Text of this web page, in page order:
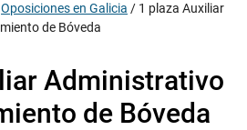
Oposiciones en Galicia / 1 plaza Auxiliar
de Bóveda
Administrativo
de Bóveda